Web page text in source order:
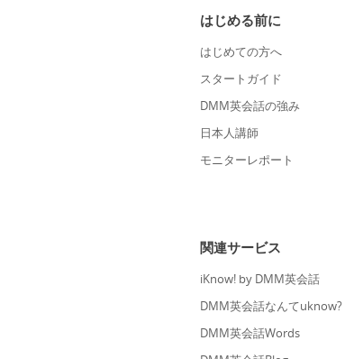
はじめる前に
はじめての方へ
スタートガイド
DMM英会話の強み
日本人講師
モニターレポート
関連サービス
iKnow! by DMM英会話
DMM英会話なんてuknow?
DMM英会話Words